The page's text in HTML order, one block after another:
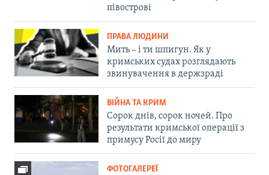
півострові
ПРАВА ЛЮДИНИ
Мить – і ти шпигун. Як у
кримських судах розглядають
звинувачення в держзраді
ВІЙНА ТА КРИМ
Сорок днів, сорок ночей. Про
результати кримської операції з
примусу Росії до миру
ФОТОГАЛЕРЕЇ